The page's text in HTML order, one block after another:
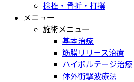
捻挫・骨折・打撲
メニュー
施術メニュー
基本治療
筋膜リリース治療
ハイボルテージ治療
体外衝撃波療法